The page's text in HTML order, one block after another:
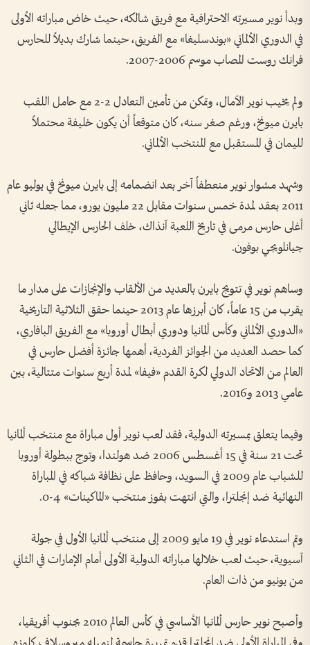
وبدأ نوير مسيرته الاحترافية مع فريق شالكه، حيث خاض مباراته الأولى
في الدوري الألماني «بوندسليغا» مع الفريق، حينما شارك بديلاً للحارس
فرانك روست المصاب موسم 2006-2007.
ولم يخيب نوير الآمال، وتمكن من تأمين التعادل 2-2 مع حامل اللقب
بايرن ميونخ، ورغم صغر سنه، كان متوقعاً أن يكون خليفة محتملاً
لليمان في المستقبل مع المنتخب الألماني.
وشهد مشوار نوير منعطفاً آخر بعد انضمامه إلى بايرن ميونخ في يوليو عام
2011 بعقد لمدة خمس سنوات مقابل 22 مليون يورو، مما جعله ثاني
أغلى حارس مرمى في تاريخ اللعبة آنذاك، خلف الحارس الإيطالي
جيانلويجي بوفون.
وساهم نوير في تتويج بايرن بالعديد من الألقاب والإنجازات على مدار ما
يقرب من 15 عاماً، كان أبرزها عام 2013 حينما حقق الثلاثية التاريخية
«الدوري الألماني وكأس ألمانيا ودوري أبطال أوروبا» مع الفريق البافاري،
كما حصد العديد من الجوائز الفردية، أهمها جائزة أفضل حارس في
العالم من الاتحاد الدولي لكرة القدم «فيفا» لمدة أربع سنوات متتالية، بين
عامي 2013 و2016.
وفيما يتعلق بمسيرته الدولية، فقد لعب نوير أول مباراة مع منتخب ألمانيا
تحت 21 سنة في 15 أغسطس 2006 ضد هولندا، وتوج ببطولة أوروبا
للشباب عام 2009 في السويد، وحافظ على نظافة شباكه في المباراة
النهائية ضد إنجلترا، والتي انتهت بفوز منتخب «الماكينات» 4-0.
وتم استدعاء نوير في 19 مايو 2009 إلى منتخب ألمانيا الأول في جولة
آسيوية، حيث لعب خلالها مباراته الدولية الأولى أمام الإمارات في الثاني
من يونيو من ذات العام.
وأصبح نوير حارس ألمانيا الأساسي في كأس العالم 2010 بجنوب أفريقيا،